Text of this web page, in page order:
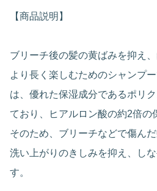
【商品説明】
ブリーチ後の髪の黄ばみを抑え
より長く楽しむためのシャンプ
は、優れた保湿成分であるポリ
ており、ヒアルロン酸の約2倍の
そのため、ブリーチなどで傷ん
洗い上がりのきしみを抑え、し
す。